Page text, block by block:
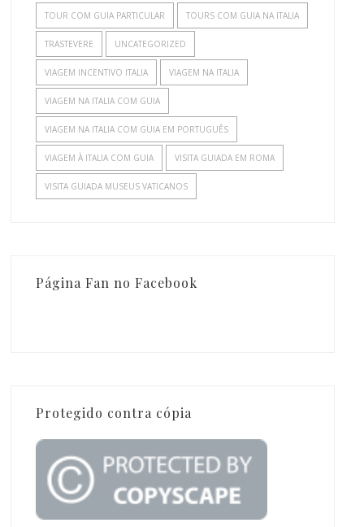
TOUR COM GUIA PARTICULAR TOURS COM GUIA NA ITALIA
TRASTEVERE UNCATEGORIZED
VIAGEM INCENTIVO ITALIA VIAGEM NA ITALIA
VIAGEM NA ITALIA COM GUIA
VIAGEM NA ITALIA COM GUIA EM PORTUGUÊS
VIAGEM À ITALIA COM GUIA VISITA GUIADA EM ROMA
VISITA GUIADA MUSEUS VATICANOS
Página Fan no Facebook
Protegido contra cópia